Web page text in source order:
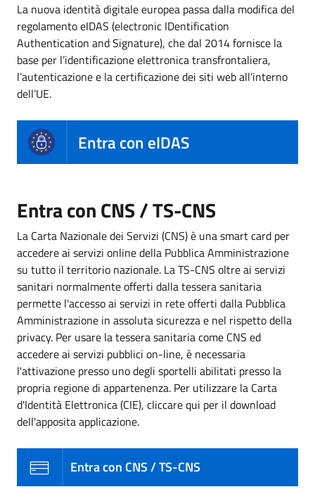
La nuova identità digitale europea passa dalla modifica del
regolamento eIDAS (electronic IDentification
Authentication and Signature), che dal 2014 fornisce la
base per l’identificazione elettronica transfrontaliera,
l’autenticazione e la certificazione dei siti web all’interno
dell’UE.
Entra con eIDAS
Entra con CNS / TS-CNS
La Carta Nazionale dei Servizi (CNS) è una smart card per
accedere ai servizi online della Pubblica Amministrazione
su tutto il territorio nazionale. La TS-CNS oltre ai servizi
sanitari normalmente offerti dalla tessera sanitaria
permette l'accesso ai servizi in rete offerti dalla Pubblica
Amministrazione in assoluta sicurezza e nel rispetto della
privacy. Per usare la tessera sanitaria come CNS ed
accedere ai servizi pubblici on-line, è necessaria
l'attivazione presso uno degli sportelli abilitati presso la
propria regione di appartenenza. Per utilizzare la Carta
d'Identità Elettronica (CIE), cliccare qui per il download
dell'apposita applicazione.
Entra con CNS / TS-CNS